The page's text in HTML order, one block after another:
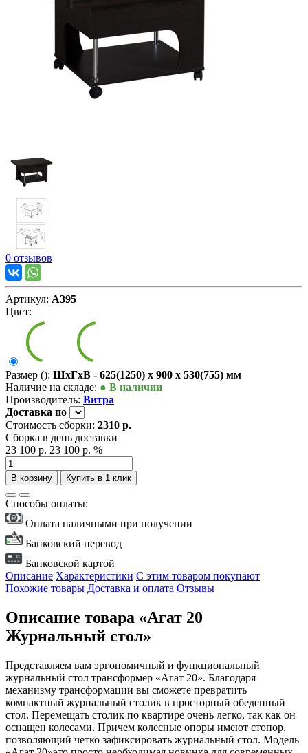
0 отзывов
Артикул: А395
Цвет:
Размер (): ШxГxВ - 625(1250) x 900 x 530(755) мм
Наличие на складе: ● В наличии
Производитель: Витра
Доставка по
Стоимость сборки: 2310 р.
Сборка в день доставки
23 100 р. 23 100 р. %
В корзину Купить в 1 клик
Способы оплаты:
Оплата наличными при получении
Банковский перевод
Банковской картой
Описание Характеристики С этим товаром покупают
Похожие товары Доставка и оплата Отзывы
Описание товара «Агат 20
Журнальный стол»
Представляем вам эргономичный и функциональный
журнальный стол трансформер «Агат 20». Благодаря
механизму трансформации вы сможете превратить
компактный журнальный столик в просторный обеденный
стол. Перемещать столик по квартире очень легко, так как он
оснащен колесами. Причем колесные опоры имеют стопор,
позволяющий четко зафиксировать журнальный стол. Модель